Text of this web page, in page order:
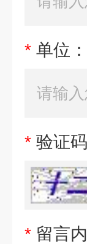
* 单位：
* 验证码
* 留言